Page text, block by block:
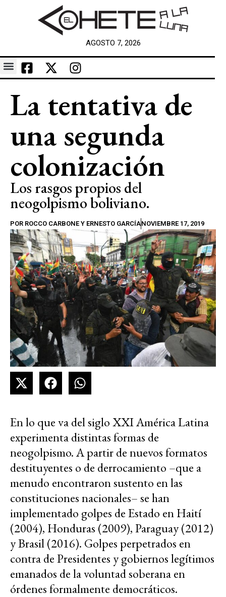
AGOSTO 7, 2026
La tentativa de
una segunda
colonización
Los rasgos propios del
neogolpismo boliviano.
POR ROCCO CARBONE Y ERNESTO GARCÍANOVIEMBRE 17, 2019
En lo que va del siglo XXI América Latina
experimenta distintas formas de
neogolpismo. A partir de nuevos formatos
destituyentes o de derrocamiento –que a
menudo encontraron sustento en las
constituciones nacionales– se han
implementado golpes de Estado en Haití
(2004), Honduras (2009), Paraguay (2012)
y Brasil (2016). Golpes perpetrados en
contra de Presidentes y gobiernos legítimos
emanados de la voluntad soberana en
órdenes formalmente democráticos.